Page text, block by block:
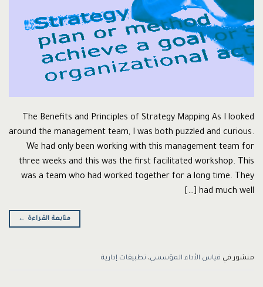
The Benefits and Principles of Strategy Mapping As I looked
around the management team, I was both puzzled and curious.
We had only been working with this management team for
three weeks and this was the first facilitated workshop. This
was a team who had worked together for a long time. They
had much well […]
متابعة القراءة ←
منشور في قياس الأداء المؤسسي، تطبيقات إدارية